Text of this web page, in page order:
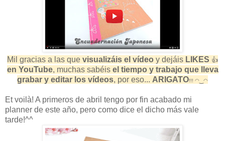
Mil gracias a las que visualizáis el vídeo y dejáis LIKES 👍
en YouTube, muchas sabéis el tiempo y trabajo que lleva
grabar y editar los vídeos, por eso... ARIGATO!!! ◠‿◠
Et voilà! A primeros de abril tengo por fin acabado mi
planner de este año, pero como dice el dicho más vale
tarde!^^